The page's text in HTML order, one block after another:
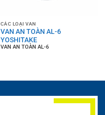
CÁC LOẠI VAN
VAN AN TOÀN AL-6
YOSHITAKE
VAN AN TOÀN AL-6